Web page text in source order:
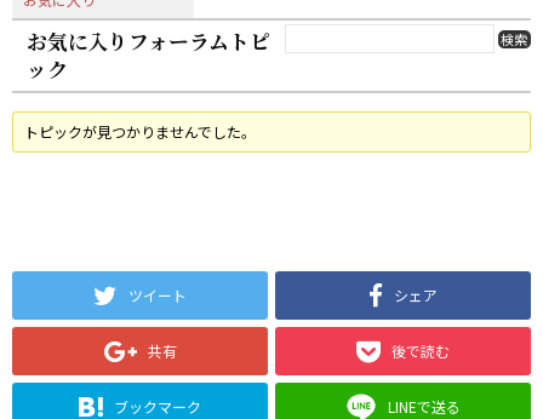
お気に入りフォーラムトピ
ック
トピックが見つかりませんでした。
ツイート シェア
共有 後で読む
ブックマーク LINEで送る